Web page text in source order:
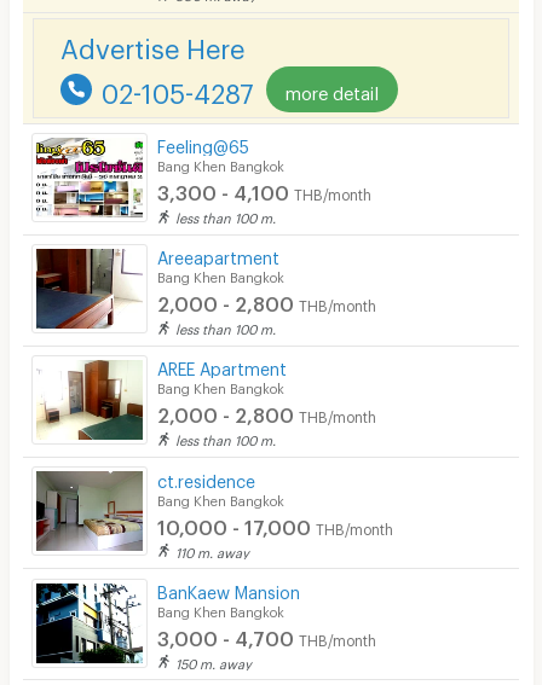
Advertise Here
02-105-4287 more detail
Feeling@65
Bang Khen Bangkok
3,300 - 4,100 THB/month
less than 100 m.
Areeapartment
Bang Khen Bangkok
2,000 - 2,800 THB/month
less than 100 m.
AREE Apartment
Bang Khen Bangkok
2,000 - 2,800 THB/month
less than 100 m.
ct.residence
Bang Khen Bangkok
10,000 - 17,000 THB/month
110 m. away
BanKaew Mansion
Bang Khen Bangkok
3,000 - 4,700 THB/month
150 m. away